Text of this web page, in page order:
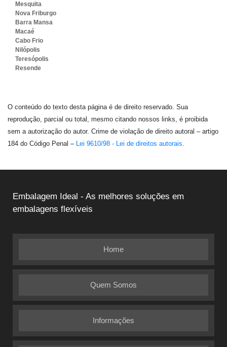
Mesquita
Nova Friburgo
Barra Mansa
Macaé
Cabo Frio
Nilópolis
Teresópolis
Resende
O conteúdo do texto desta página é de direito reservado. Sua
reprodução, parcial ou total, mesmo citando nossos links, é proibida
sem a autorização do autor. Crime de violação de direito autoral – artigo
184 do Código Penal – Lei 9610/98 - Lei de direitos autorais.
Embalagem Ideal - As melhores soluções em
embalagens flexíveis
Home
Quem Somos
Informações